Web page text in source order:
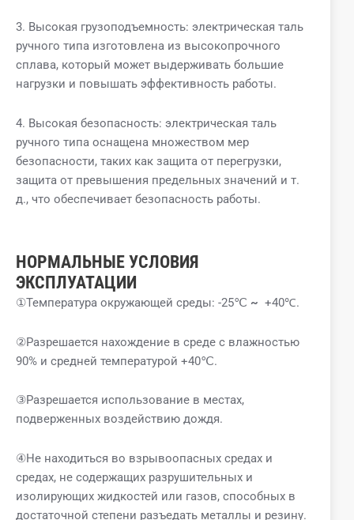
3. Высокая грузоподъемность: электрическая таль
ручного типа изготовлена ​​из высокопрочного
сплава, который может выдерживать большие
нагрузки и повышать эффективность работы.
4. Высокая безопасность: электрическая таль
ручного типа оснащена множеством мер
безопасности, таких как защита от перегрузки,
защита от превышения предельных значений и т.
д., что обеспечивает безопасность работы.
НОРМАЛЬНЫЕ УСЛОВИЯ
ЭКСПЛУАТАЦИИ
①Температура окружающей среды: -25℃ ~ +40℃.
②Разрешается нахождение в среде с влажностью
90% и средней температурой +40℃.
③Разрешается использование в местах,
подверженных воздействию дождя.
④Не находиться во взрывоопасных средах и
средах, не содержащих разрушительных и
изолирующих жидкостей или газов, способных в
достаточной степени разъедать металлы и резину.